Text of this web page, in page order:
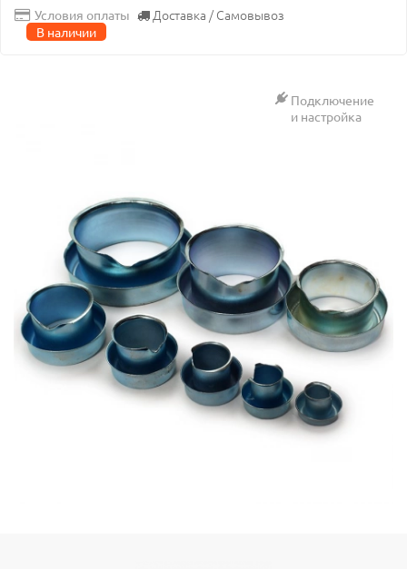
Условия оплаты Доставка / Самовывоз
В наличии
Подключение
и настройка